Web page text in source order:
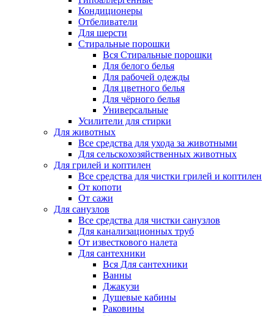
Кондиционеры
Отбеливатели
Для шерсти
Стиральные порошки
Вся Стиральные порошки
Для белого белья
Для рабочей одежды
Для цветного белья
Для чёрного белья
Универсальные
Усилители для стирки
Для животных
Все средства для ухода за животными
Для сельскохозяйственных животных
Для грилей и коптилен
Все средства для чистки грилей и коптилен
От копоти
От сажи
Для санузлов
Все средства для чистки санузлов
Для канализационных труб
От известкового налета
Для сантехники
Вся Для сантехники
Ванны
Джакузи
Душевые кабины
Раковины